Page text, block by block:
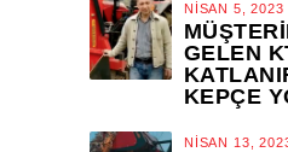
NISAN 5, 2023
GELEN
KEPÇE
NISAN 13,